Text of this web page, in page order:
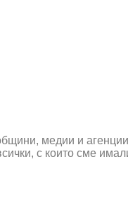
медии и
с които сме